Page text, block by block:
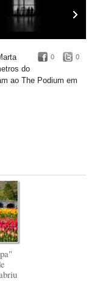
0 0
do
ao The Podium em